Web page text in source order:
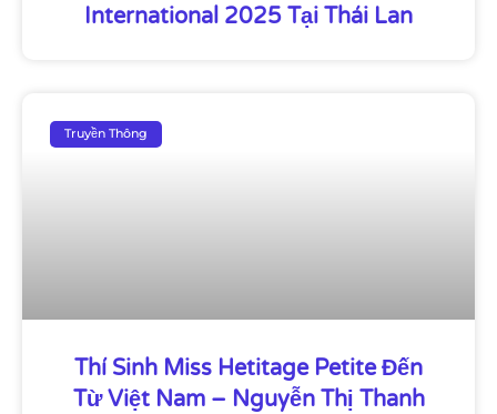
International 2025 Tại Thái Lan
Truyền Thông
Thí Sinh Miss Hetitage Petite Đến
Từ Việt Nam – Nguyễn Thị Thanh